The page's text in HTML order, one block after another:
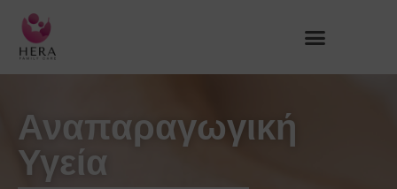
Αναπαραγωγική
Υγεία